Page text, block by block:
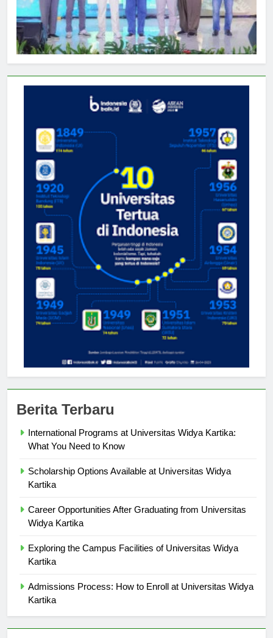
International Programs at Universitas Widya Kartika:
Scholarship Options Available at Universitas Widya
Career Opportunities After Graduating from Universitas
Exploring the Campus Facilities of Universitas Widya
Admissions Process: How to Enroll at Universitas Widya